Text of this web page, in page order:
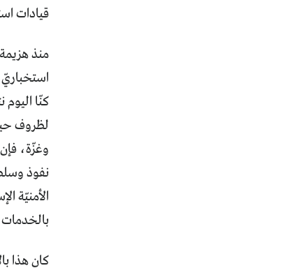
قيادات
كنّا
لظروف
وغزّة،
نفوذ
الأمنيّة
بالخدمات